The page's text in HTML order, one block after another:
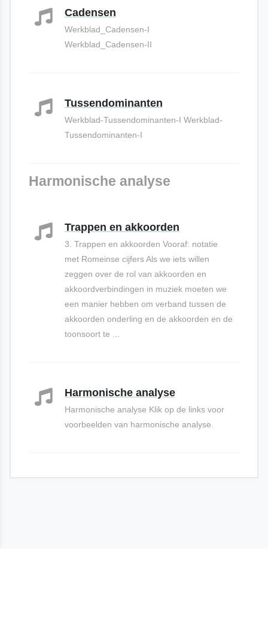
Cadensen
Werkblad_Cadensen-I
Werkblad_Cadensen-II
Tussendominanten
Werkblad-Tussendominanten-I Werkblad-
Tussendominanten-I
Harmonische analyse
Trappen en akkoorden
3. Trappen en akkoorden Vooraf: notatie
met Romeinse cijfers Als we iets willen
zeggen over de rol van akkoorden en
akkoordverbindingen in muziek moeten we
een manier hebben om verband tussen de
akkoorden onderling en de akkoorden en de
toonsoort te ...
Harmonische analyse
Harmonische analyse Klik op de links voor
voorbeelden van harmonische analyse.